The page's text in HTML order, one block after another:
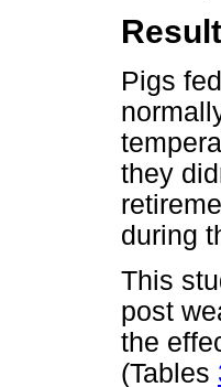
Pigs
they
during
This
post
the
(Tables